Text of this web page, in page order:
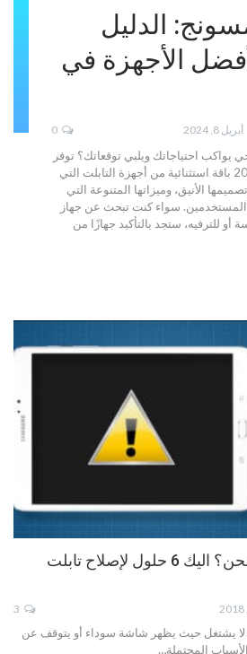
الدليل
الأجهزة في
أبريل 8, 2024 0
احتياجاتك ويلبي توقعاتك؟ توفر
سامسونج في عام 2024 باقة استثنائية من أجهزة التابلت التي
الأنيق، وميزاتها المتنوعة التي
المستخدمين. سواء كنت تبحث عن جهاز
أو للترفيه، ستجد بالتأكيد جهازًا من
التابلت لا يشتغل أو يشحن؟ اليك 6 حلول لإصلاح تابلت
لا يشتغل حيث يظهر شاشة سوداء أو يتوقف عن
المحتملة…